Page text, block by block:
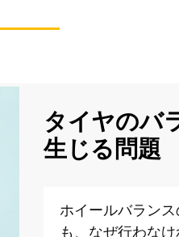
タイヤのバ
生じる問題
ホイールバラン
も、なぜ行わな